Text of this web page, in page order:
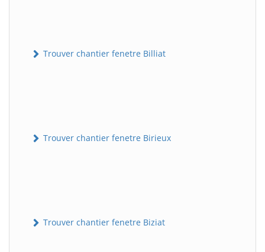
Trouver chantier fenetre Billiat
Trouver chantier fenetre Birieux
Trouver chantier fenetre Biziat